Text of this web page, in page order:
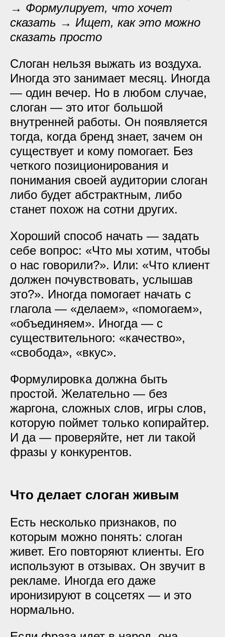
→ Формулирует, что хочет
сказать → Ищет, как это можно
сказать просто
Слоган нельзя выжать из воздуха.
Иногда это занимает месяц. Иногда
— один вечер. Но в любом случае,
слоган — это итог большой
внутренней работы. Он появляется
тогда, когда бренд знает, зачем он
существует и кому помогает. Без
четкого позиционирования и
понимания своей аудитории слоган
либо будет абстрактным, либо
станет похож на сотни других.
Хороший способ начать — задать
себе вопрос: «Что мы хотим, чтобы
о нас говорили?». Или: «Что клиент
должен почувствовать, услышав
это?». Иногда помогает начать с
глагола — «делаем», «помогаем»,
«объединяем». Иногда — с
существительного: «качество»,
«свобода», «вкус».
Формулировка должна быть
простой. Желательно — без
жаргона, сложных слов, игры слов,
которую поймет только копирайтер.
И да — проверяйте, нет ли такой
фразы у конкурентов.
Что делает слоган живым
Есть несколько признаков, по
которым можно понять: слоган
живет. Его повторяют клиенты. Его
используют в отзывах. Он звучит в
рекламе. Иногда его даже
иронизируют в соцсетях — и это
нормально.